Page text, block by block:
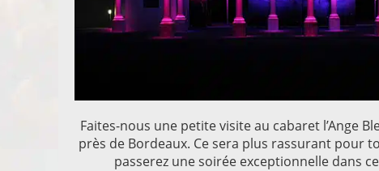
Faites-nous une petite visite au cabaret l’Ange
près de Bordeaux. Ce sera plus rassurant pour
passerez une soirée exceptionnelle dans